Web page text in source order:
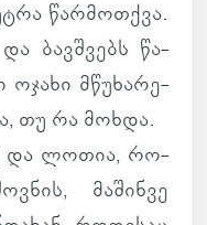
წარ­მოთ­ქვა.
ბავ­შვებს წა­
ოჯახი მწუ­ხა­რე­
თუ რა მოხდა.
და ლოთია, რო­
მა­შინვე